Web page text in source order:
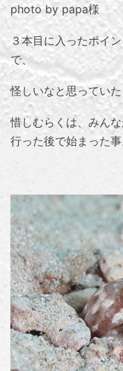
photo by papa様
３本目に入ったポイ
で、
怪しいなと思ってい
惜しむらくは、みん
行った後で始まった事